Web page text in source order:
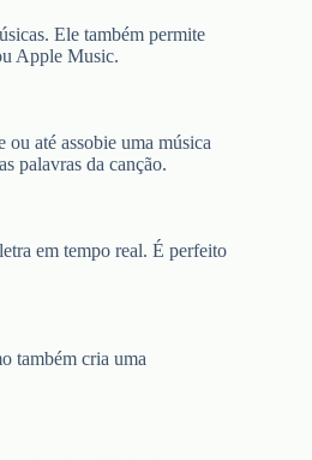
Ele também permite
Apple Music.
até assobie uma música
palavras da canção.
em tempo real. É perfeito
também cria uma